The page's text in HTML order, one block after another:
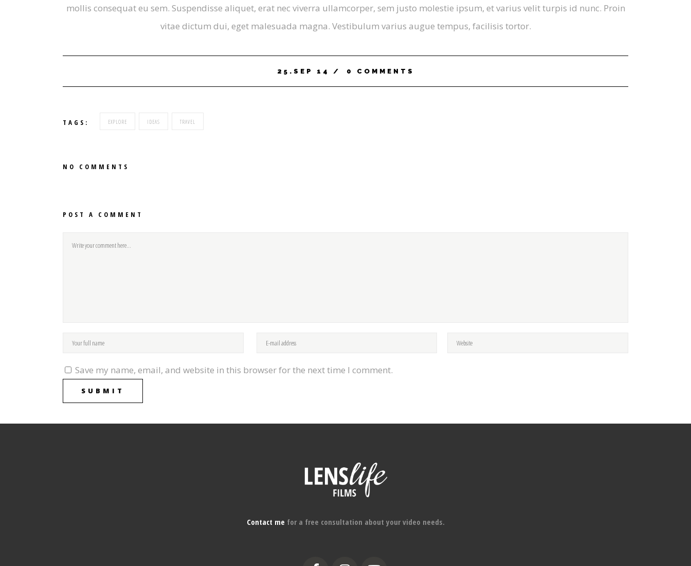
mollis consequat eu sem. Suspendisse aliquet, erat nec viverra ullamcorper, sem justo molestie ipsum, et varius velit turpis id nunc. Proin
vitae dictum dui, eget malesuada magna. Vestibulum varius augue tempus, facilisis tortor.
25.SEP 14 0 COMMENTS
TAGS: EXPLORE IDEAS TRAVEL
NO COMMENTS
POST A COMMENT
Save my name, email, and website in this browser for the next time I comment.
Contact me for a free consultation about your video needs.